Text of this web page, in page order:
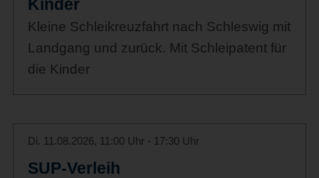
Kinder
Kleine Schleikreuzfahrt nach Schleswig mit
Landgang und zurück. Mit Schleipatent für
die Kinder
Di. 11.08.2026, 11:00 Uhr - 17:30 Uhr
SUP-Verleih